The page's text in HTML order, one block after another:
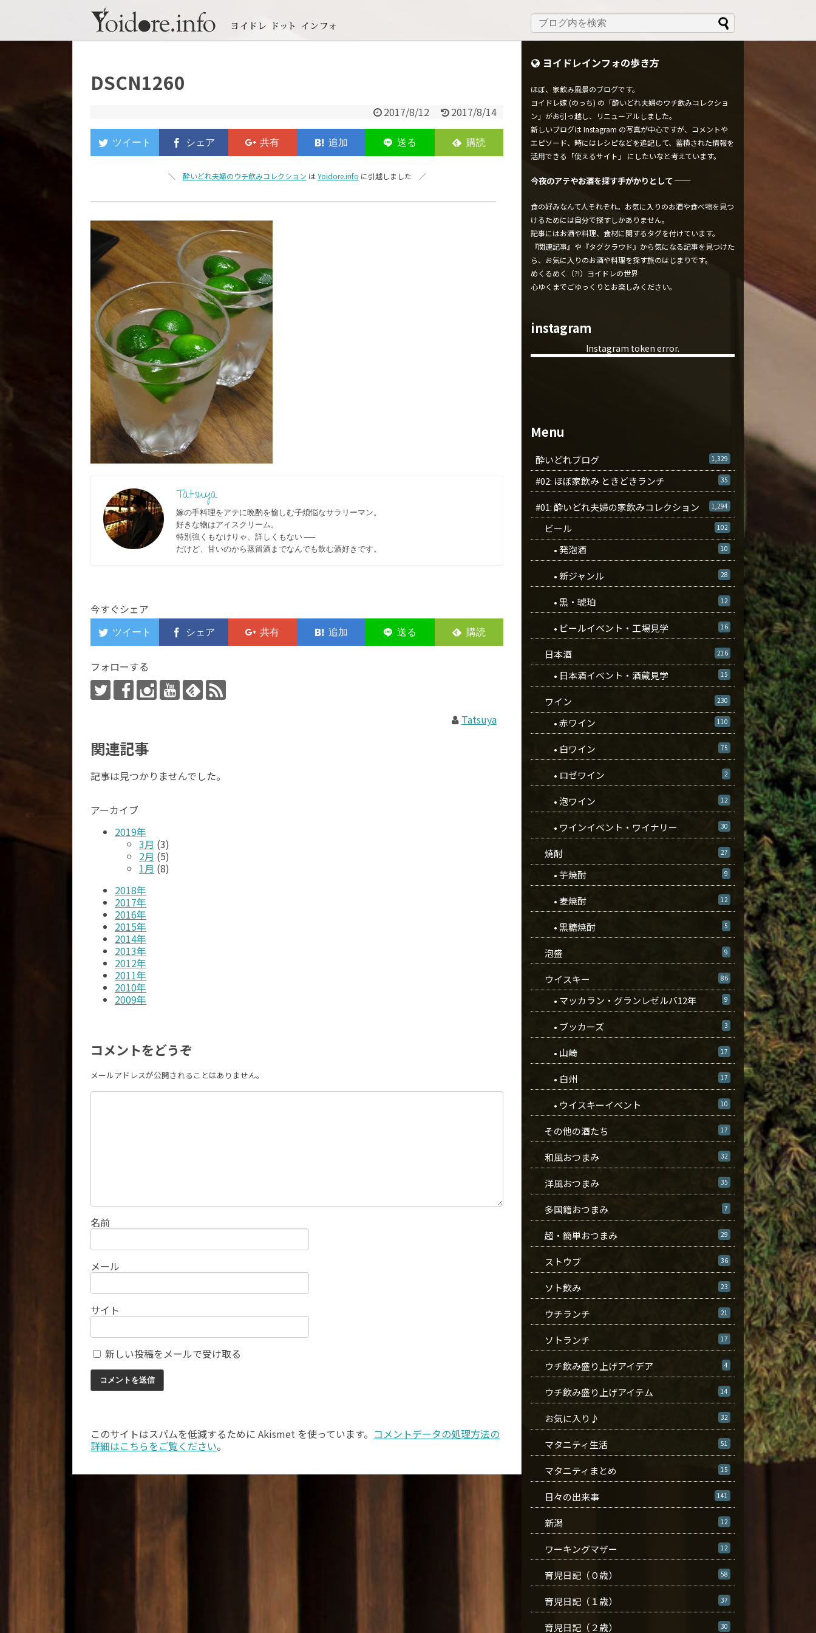
DSCN1260
2017/8/12 2017/8/14
＼ 酔いどれ夫婦のウチ飲みコレクション は Yoidore.info に引越しました ／
Tatsuya
嫁の手料理をアテに晩酌を愉しむ子煩悩なサラリーマン。
好きな物はアイスクリーム。
特別強くもなけりゃ、詳しくもない ──
だけど、甘いのから蒸留酒までなんでも飲む酒好きです。
今すぐシェア
フォローする
Tatsuya
関連記事
記事は見つかりませんでした。
アーカイブ
2019年
3月 (3)
2月 (5)
1月 (8)
2018年
2017年
2016年
2015年
2014年
2013年
2012年
2011年
2010年
2009年
コメントをどうぞ
メールアドレスが公開されることはありません。
名前
メール
サイト
新しい投稿をメールで受け取る
このサイトはスパムを低減するために Akismet を使っています。 コメントデータの処理方法の
詳細はこちらをご覧ください。
ヨイドレインフォの歩き方
ほぼ、家飲み風景のブログです。
ヨイドレ嫁 (のっち) の「酔いどれ夫婦のウチ飲みコレクショ
ン」がお引っ越し、リニューアルしました。
新しいブログは Instagram の写真が中心ですが、コメントや
エピソード、時にはレシピなどを追記して、蓄積された情報を
活用できる「使えるサイト」 にしたいなと考えています。
今夜のアテやお酒を探す手がかりとして ──
食の好みなんて人それぞれ。お気に入りのお酒や食べ物を見つ
けるためには自分で探すしかありません。
記事にはお酒や料理、食材に関するタグを付けています。
『関連記事』や『タグクラウド』から気になる記事を見つけた
ら、お気に入りのお酒や料理を探す旅のはじまりです。
めくるめく（?!）ヨイドレの世界
心ゆくまでごゆっくりとお楽しみください。
instagram
Instagram token error.
Menu
酔いどれブログ 1,329
#02: ほぼ家飲み ときどきランチ 35
#01: 酔いどれ夫婦の家飲みコレクション 1,294
ビール 102
• 発泡酒 10
• 新ジャンル 28
• 黒・琥珀 12
• ビールイベント・工場見学 16
日本酒 216
• 日本酒イベント・酒蔵見学 15
ワイン 230
• 赤ワイン 110
• 白ワイン 75
• ロゼワイン 2
• 泡ワイン 12
• ワインイベント・ワイナリー 30
焼酎 27
• 芋焼酎 9
• 麦焼酎 12
• 黒糖焼酎 5
泡盛 9
ウイスキー 86
• マッカラン・グランレゼルバ12年 9
• ブッカーズ 3
• 山崎 17
• 白州 17
• ウイスキーイベント 10
その他の酒たち 17
和風おつまみ 32
洋風おつまみ 35
多国籍おつまみ 7
超・簡単おつまみ 29
ストウブ 36
ソト飲み 23
ウチランチ 21
ソトランチ 17
ウチ飲み盛り上げアイデア 4
ウチ飲み盛り上げアイテム 14
お気に入り♪ 32
マタニティ生活 51
マタニティまとめ 15
日々の出来事 141
新潟 12
ワーキングマザー 12
育児日記（０歳） 58
育児日記（１歳） 37
育児日記（２歳） 30